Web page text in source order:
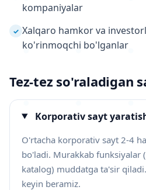
kompaniyalar
✓ Xalqaro hamkor va
ko'rinmoqchi bo'lganlar
Tez-tez so'raladigan
Korporativ sayt
O'rtacha korporativ sayt 2-4
bo'ladi. Murakkab funksiyalar
katalog) muddatga ta'sir
keyin beramiz.